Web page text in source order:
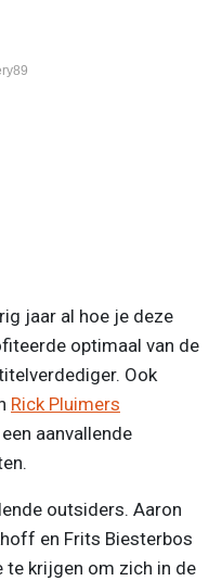
jaar al hoe je deze
optimaal van de
Ook
Rick Pluimers
aanvallende
outsiders. Aaron
en Frits Biesterbos
te krijgen om zich in de